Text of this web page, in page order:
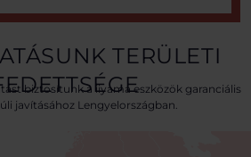
TERÜLETI
biztosítunk a iiyama eszközök garanciális
javításához Lengyelországban.